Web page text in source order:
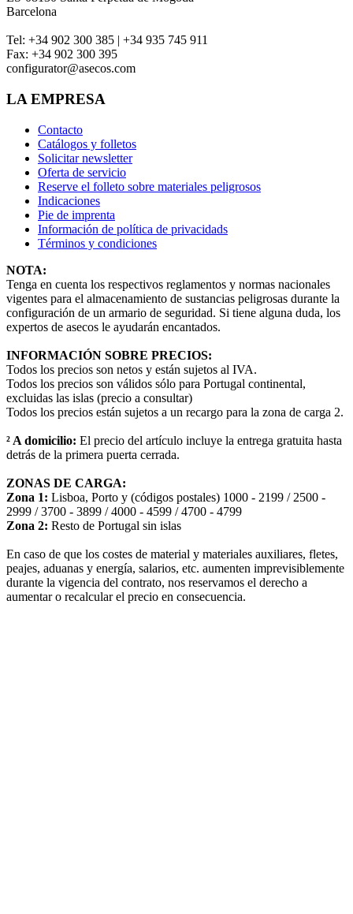
Barcelona
Tel: +34 902 300 385 | +34 935 745 911
Fax: +34 902 300 395
configurator@asecos.com
LA EMPRESA
Contacto
Catálogos y folletos
Solicitar newsletter
Oferta de servicio
Reserve el folleto sobre materiales peligrosos
Indicaciones
Pie de imprenta
Información de política de privacidads
Términos y condiciones
NOTA:
Tenga en cuenta los respectivos reglamentos y normas nacionales
vigentes para el almacenamiento de sustancias peligrosas durante la
configuración de un armario de seguridad. Si tiene alguna duda, los
expertos de asecos le ayudarán encantados.
INFORMACIÓN SOBRE PRECIOS:
Todos los precios son netos y están sujetos al IVA.
Todos los precios son válidos sólo para Portugal continental,
excluidas las islas (precio a consultar)
Todos los precios están sujetos a un recargo para la zona de carga 2.
² A domicilio: El precio del artículo incluye la entrega gratuita hasta
detrás de la primera puerta cerrada.
ZONAS DE CARGA:
Zona 1: Lisboa, Porto y (códigos postales) 1000 - 2199 / 2500 -
2999 / 3700 - 3899 / 4000 - 4599 / 4700 - 4799
Zona 2: Resto de Portugal sin islas
En caso de que los costes de material y materiales auxiliares, fletes,
peajes, aduanas y energía, salarios, etc. aumenten imprevisiblemente
durante la vigencia del contrato, nos reservamos el derecho a
aumentar o recalcular el precio en consecuencia.